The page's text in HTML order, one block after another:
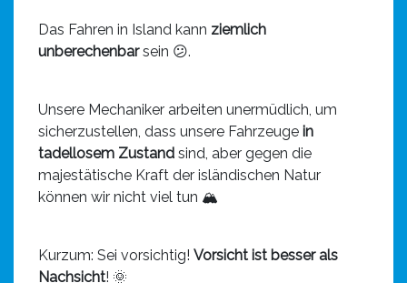
Das Fahren in Island kann ziemlich
unberechenbarsein 😕.
Unsere Mechaniker arbeiten unermüdlich, um
sicherzustellen, dass unsere Fahrzeuge in
tadellosem Zustand sind, aber gegen die
majestätische Kraft der isländischen Natur
können wir nicht viel tun 🏔️
Kurzum: Sei vorsichtig! Vorsicht ist besser als
Nachsicht! 🌞